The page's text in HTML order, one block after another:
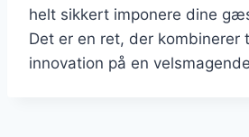
helt sikkert imponere dine
Det er en ret, der kombinerer
innovation på en